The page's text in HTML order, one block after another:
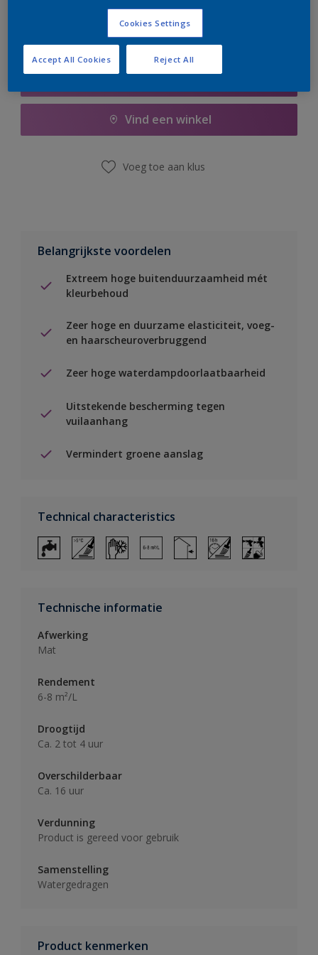
Vind een winkel
Voeg toe aan klus
Belangrijkste voordelen
Extreem hoge buitenduurzaamheid mét
kleurbehoud
Zeer hoge en duurzame elasticiteit, voeg-
en haarscheuroverbruggend
Zeer hoge waterdampdoorlaatbaarheid
Uitstekende bescherming tegen
vuilaanhang
Vermindert groene aanslag
Technical characteristics
Technische informatie
Afwerking
Mat
Rendement
6-8 m²/L
Droogtijd
Ca. 2 tot 4 uur
Overschilderbaar
Ca. 16 uur
Verdunning
Product is gereed voor gebruik
Samenstelling
Watergedragen
Product kenmerken
Cookies Settings
Reject All
Accept All Cookies